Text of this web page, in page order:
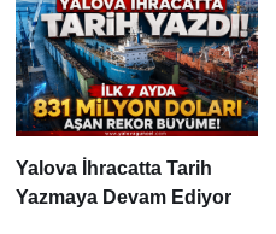
Yalova İhracatta Tarih
Yazmaya Devam Ediyor